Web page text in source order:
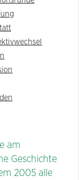
am
Geschichte
2005 alle